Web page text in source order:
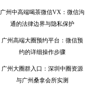
‌广州中高端喝茶微信VX‌：微信沟
通的法律边界与隐私保护
广州高端大圈预约平台：微信预
约的详细操作步骤
广州大圈群入口：深圳中圈资源
与广州桑拿会所实测